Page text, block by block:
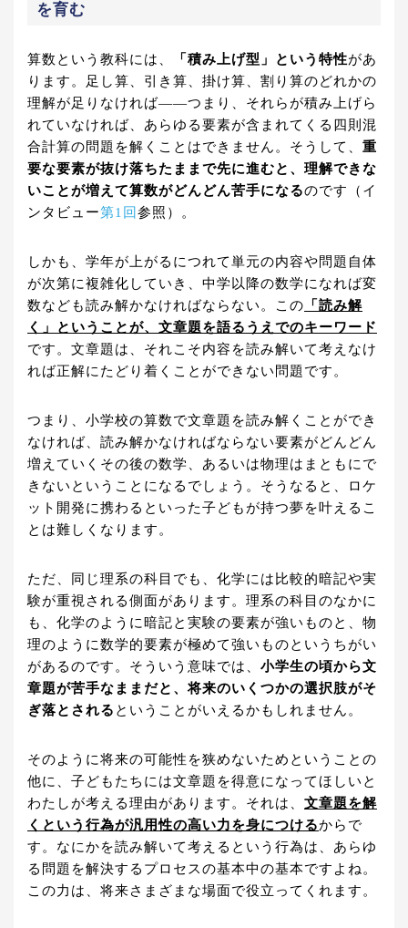
を育む
算数という教科には、 「積み上げ型」という特性があ
ります。足し算、引き算、掛け算、割り算のどれかの
理解が足りなければ――つまり、それらが積み上げら
れていなければ、あらゆる要素が含まれてくる四則混
合計算の問題を解くことはできません。そうして、 重
要な要素が抜け落ちたままで先に進むと、理解できな
いことが増えて算数がどんどん苦手になるのです（イ
ンタビュー第1回参照）。
しかも、学年が上がるにつれて単元の内容や問題自体
が次第に複雑化していき、中学以降の数学になれば変
数なども読み解かなければならない。この 「読み解
く」ということが、文章題を語るうえでのキーワード
です。文章題は、それこそ内容を読み解いて考えなけ
れば正解にたどり着くことができない問題です。
つまり、小学校の算数で文章題を読み解くことができ
なければ、読み解かなければならない要素がどんどん
増えていくその後の数学、あるいは物理はまともにで
きないということになるでしょう。そうなると、ロケ
ット開発に携わるといった子どもが持つ夢を叶えるこ
とは難しくなります。
ただ、同じ理系の科目でも、化学には比較的暗記や実
験が重視される側面があります。理系の科目のなかに
も、化学のように暗記と実験の要素が強いものと、物
理のように数学的要素が極めて強いものというちがい
があるのです。そういう意味では、 小学生の頃から文
章題が苦手なままだと、将来のいくつかの選択肢がそ
ぎ落とされる ということがいえるかもしれません。
そのように将来の可能性を狭めないためということの
他に、子どもたちには文章題を得意になってほしいと
わたしが考える理由があります。それは、 文章題を解
くという行為が汎用性の高い力を身につけるからで
す。なにかを読み解いて考えるという行為は、あらゆ
る問題を解決するプロセスの基本中の基本ですよね。
この力は、将来さまざまな場面で役立ってくれます。